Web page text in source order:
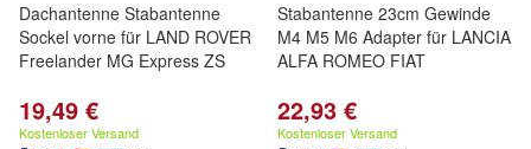
Dachantenne Stabantenne
Sockel vorne für LAND ROVER
Freelander MG Express ZS
19,49 €
Kostenloser Versand
Stabantenne 23cm Gewinde
M4 M5 M6 Adapter für LANCIA
ALFA ROMEO FIAT
22,93 €
Kostenloser Versand